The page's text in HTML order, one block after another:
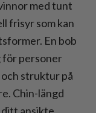
med tunt
frisyr som kan
En bob
för personer
struktur på
Chin-längd